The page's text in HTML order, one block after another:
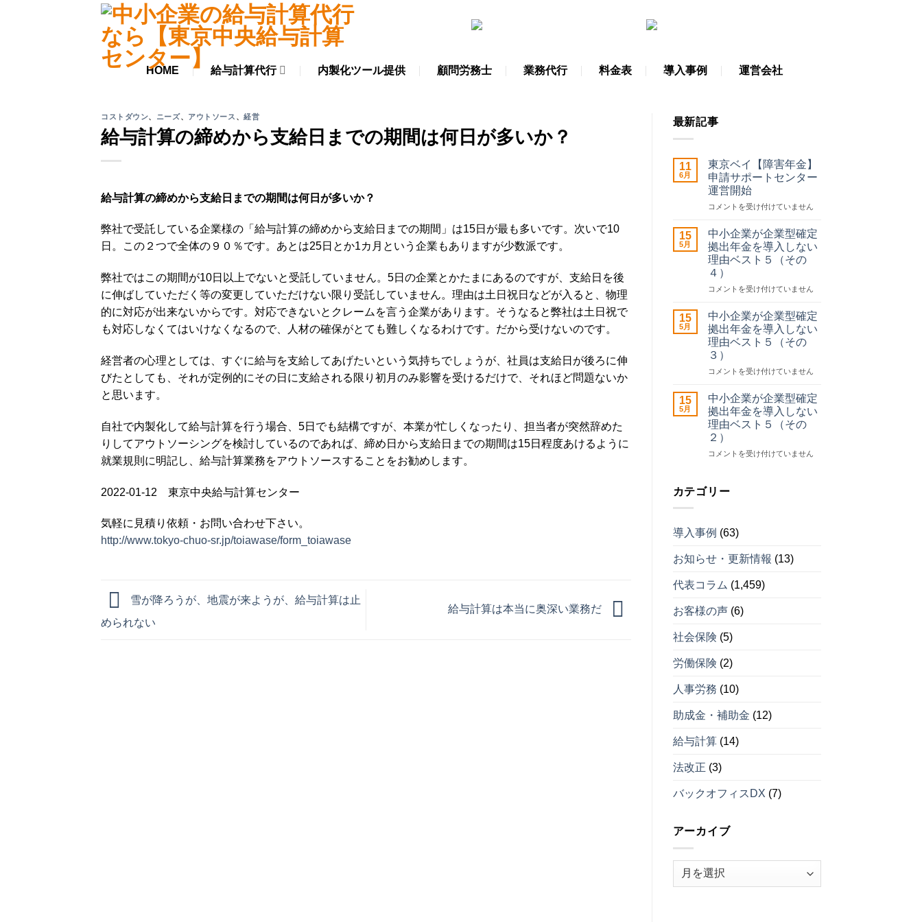
HOME 給与計算代行 内製化ツール提供 顧問労務士 業務代行 料金表 導入事例 運営会社
コストダウン、 ニーズ、 アウトソース 、経営
給与計算の締めから支給日までの期間は何日が多いか？
給与計算の締めから支給日までの期間は何日が多いか？
弊社で受託している企業様の「給与計算の締めから支給日までの期間」は15日が最も多いです。次いで10
日。この２つで全体の９０％です。あとは25日とか1カ月という企業もありますが少数派です。
弊社ではこの期間が10日以上でないと受託していません。5日の企業とかたまにあるのですが、支給日を後
に伸ばしていただく等の変更していただけない限り受託していません。理由は土日祝日などが入ると、物理
的に対応が出来ないからです。対応できないとクレームを言う企業があります。そうなると弊社は土日祝で
も対応しなくてはいけなくなるので、人材の確保がとても難しくなるわけです。だから受けないのです。
経営者の心理としては、すぐに給与を支給してあげたいという気持ちでしょうが、社員は支給日が後ろに伸
びたとしても、それが定例的にその日に支給される限り初月のみ影響を受けるだけで、それほど問題ないか
と思います。
自社で内製化して給与計算を行う場合、5日でも結構ですが、本業が忙しくなったり、担当者が突然辞めた
りしてアウトソーシングを検討しているのであれば、締め日から支給日までの期間は15日程度あけるように
就業規則に明記し、給与計算業務をアウトソースすることをお勧めします。
2022-01-12 東京中央給与計算センター
気軽に見積り依頼・お問い合わせ下さい。
http://www.tokyo-chuo-sr.jp/toiawase/form_toiawase
雪が降ろうが、地震が来ようが、給与計算は止
められない
給与計算は本当に奥深い業務だ
最新記事
11
6月
東京ベイ【障害年金】
申請サポートセンター
運営開始
東
ベ
イ
【障
害
年
金】
請
サ
ポ
ー
ト
セ
タ
ー
運
営
開
始
コメントを受け付けていません
15
5月
中小企業が企業型確定
拠出年金を導入しない
理由ベスト５（その
４）
中
企
業
が
企
業
型
定
拠
出
年
金
を
し
な
由
ス
５
（そ
４）
コメントを受け付けていません
15
5月
中小企業が企業型確定
拠出年金を導入しない
理由ベスト５（その
３）
中
企
業
が
企
業
型
拠
出
を
入
な
い
由
ス
５
の
３）
コメントを受け付けていません
15
5月
中小企業が企業型確定
拠出年金を導入しない
理由ベスト５（その
２）
中
業
が
型
定
出
年
を
入
な
理
５
の
は
コメントを受け付けていません
カテゴリー
導入事例 (63)
お知らせ・更新情報 (13)
代表コラム (1,459)
お客様の声(6)
社会保険 (5)
労働保険 (2)
人事労務 (10)
助成金・補助金 (12)
給与計算(14)
法改正 (3)
バックオフィスDX (7)
アーカイブ